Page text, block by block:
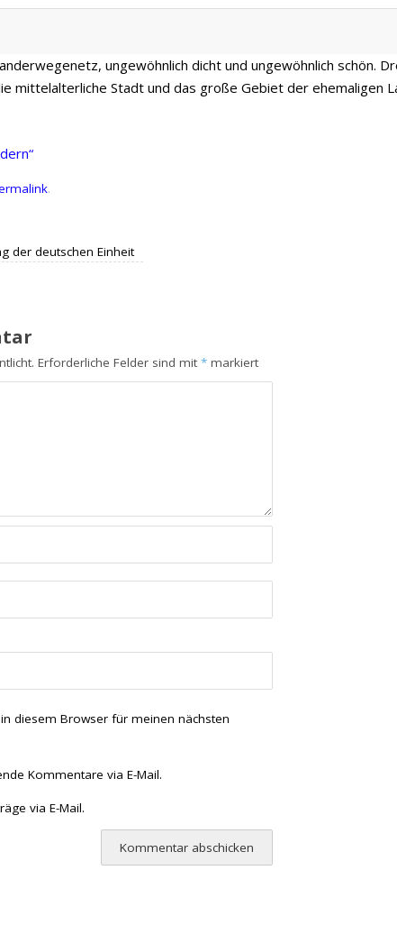
ungewöhnlich dicht und ungewöhnlich schön.
mittelalterliche Stadt und das große Gebiet der ehemaligen
.
der deutschen Einheit
Erforderliche Felder sind mit * markiert
diesem Browser für meinen nächsten
Kommentare via E-Mail.
via E-Mail.